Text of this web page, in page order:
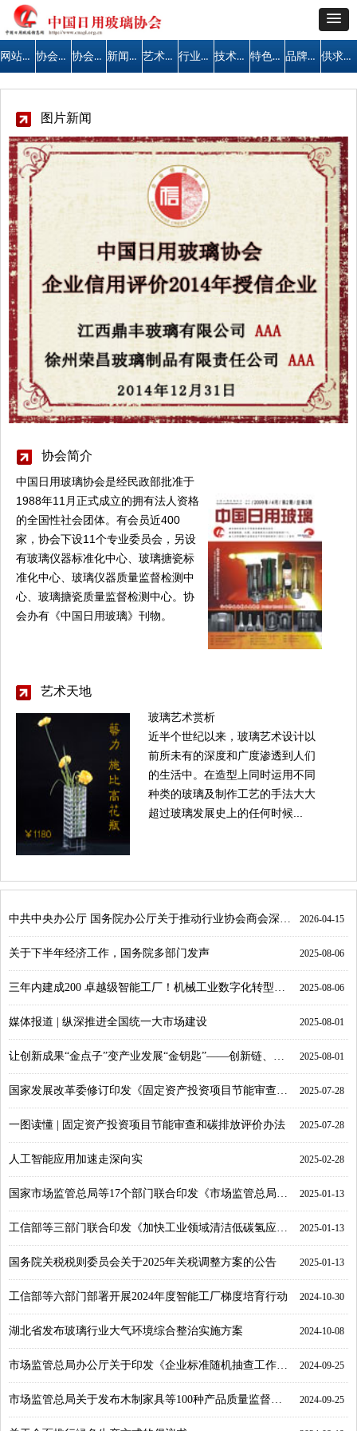
网站首页 协会简介 协会公告 新闻中心 艺术天地 行业管理 技术交流 特色区域 品牌建设 供求信息
2026-04-15
中共中央办公厅 国务院办公厅关于推动行业协会商会深化改革的意见
2025-08-06
关于下半年经济工作，国务院多部门发声
2025-08-06
三年内建成200 卓越级智能工厂！机械工业数字化转型将这样做→
2025-08-01
媒体报道 | 纵深推进全国统一大市场建设
2025-08-01
让创新成果“金点子”变产业发展“金钥匙”——创新链、产业链共融共舞观察
2025-07-28
国家发展改革委修订印发《固定资产投资项目节能审查和碳排放评价办法》
2025-07-28
一图读懂 | 固定资产投资项目节能审查和碳排放评价办法
2025-02-28
人工智能应用加速走深向实
2025-01-13
国家市场监管总局等17个部门联合印发《市场监管总局等部门关于加强标准制定与实施监督工作的指导意见》
2025-01-13
工信部等三部门联合印发《加快工业领域清洁低碳氢应用实施方案》
2025-01-13
国务院关税税则委员会关于2025年关税调整方案的公告
2024-10-30
工信部等六部门部署开展2024年度智能工厂梯度培育行动
2024-10-08
湖北省发布玻璃行业大气环境综合整治实施方案
2024-09-25
市场监管总局办公厅关于印发《企业标准随机抽查工作指引 (2024)》 的通知
2024-09-25
市场监管总局关于发布木制家具等100种产品质量监督抽查实施细则的公告
图片新闻
协会简介
中国日用玻璃协会是经民政部批准于
1988年11月正式成立的拥有法人资格
的全国性社会团体。有会员近400
家，协会下设11个专业委员会，另设
有玻璃仪器标准化中心、玻璃搪瓷标
准化中心、玻璃仪器质量监督检测中
心、玻璃搪瓷质量监督检测中心。协
会办有《中国日用玻璃》刊物。
玻璃艺术赏析
近半个世纪以来，玻璃艺术设计以
前所未有的深度和广度渗透到人们
的生活中。在造型上同时运用不同
种类的玻璃及制作工艺的手法大大
超过玻璃发展史上的任何时候...
艺术天地